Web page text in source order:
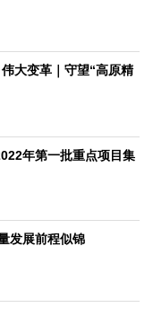
大变革｜守望“高原精
年第一批重点项目集
发展前程似锦